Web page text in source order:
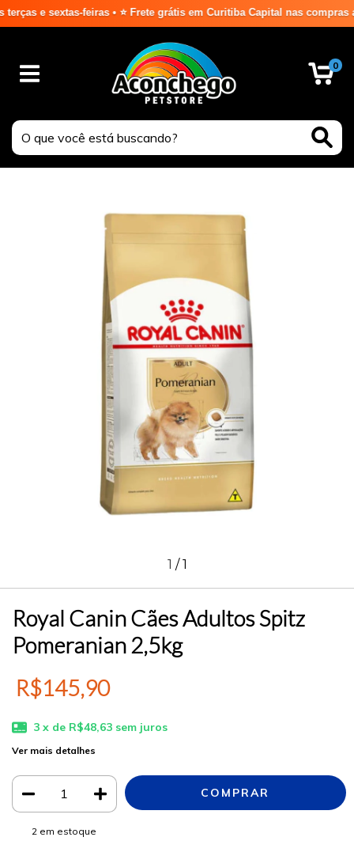
feiras • ⭐ Frete grátis em Curitiba Capital nas compras acima
0
1 /1
Royal Canin Cães Adultos Spitz
Pomeranian 2,5kg
R$145,90
3 x de R$48,63 sem juros
Ver mais detalhes
2 em estoque